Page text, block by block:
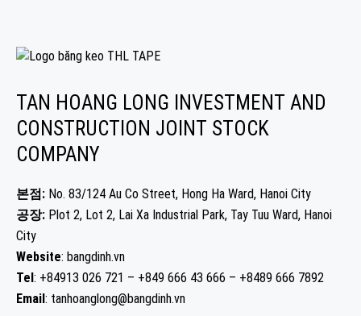
TAN HOANG LONG INVESTMENT AND
CONSTRUCTION JOINT STOCK
COMPANY
본점: No. 83/124 Au Co Street, Hong Ha Ward, Hanoi City
공장: Plot 2, Lot 2, Lai Xa Industrial Park, Tay Tuu Ward, Hanoi
City
Website: bangdinh.vn
Tel: +84913 026 721 – +849 666 43 666 – +8489 666 7892
Email: tanhoanglong@bangdinh.vn